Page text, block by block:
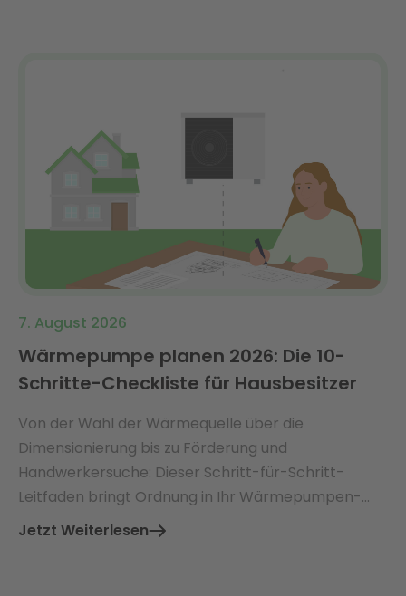
7. August 2026
Wärmepumpe planen 2026: Die 10-
Schritte-Checkliste für Hausbesitzer
Von der Wahl der Wärmequelle über die
Dimensionierung bis zu Förderung und
Handwerkersuche: Dieser Schritt-für-Schritt-
Leitfaden bringt Ordnung in Ihr Wärmepumpen-
Projekt.
Jetzt Weiterlesen